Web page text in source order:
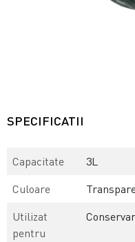
SPECIFICATII
Capacitate
3L
Culoare
Utilizat
pentru